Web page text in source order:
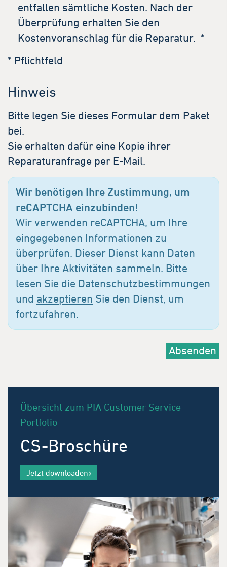
entfallen sämtliche Kosten. Nach der
Überprüfung erhalten Sie den
Kostenvoranschlag für die Reparatur. *
* Pflichtfeld
Hinweis
Bitte legen Sie dieses Formular dem Paket
bei.
Sie erhalten dafür eine Kopie ihrer
Reparaturanfrage per E-Mail.
Wir benötigen Ihre Zustimmung, um
reCAPTCHA einzubinden!
Wir verwenden reCAPTCHA, um Ihre
eingegebenen Informationen zu
überprüfen. Dieser Dienst kann Daten
über Ihre Aktivitäten sammeln. Bitte
lesen Sie die Datenschutzbestimmungen
und akzeptieren Sie den Dienst, um
fortzufahren.
Absenden
Übersicht zum PIA Customer Service
Portfolio
CS-Broschüre
Jetzt downloaden